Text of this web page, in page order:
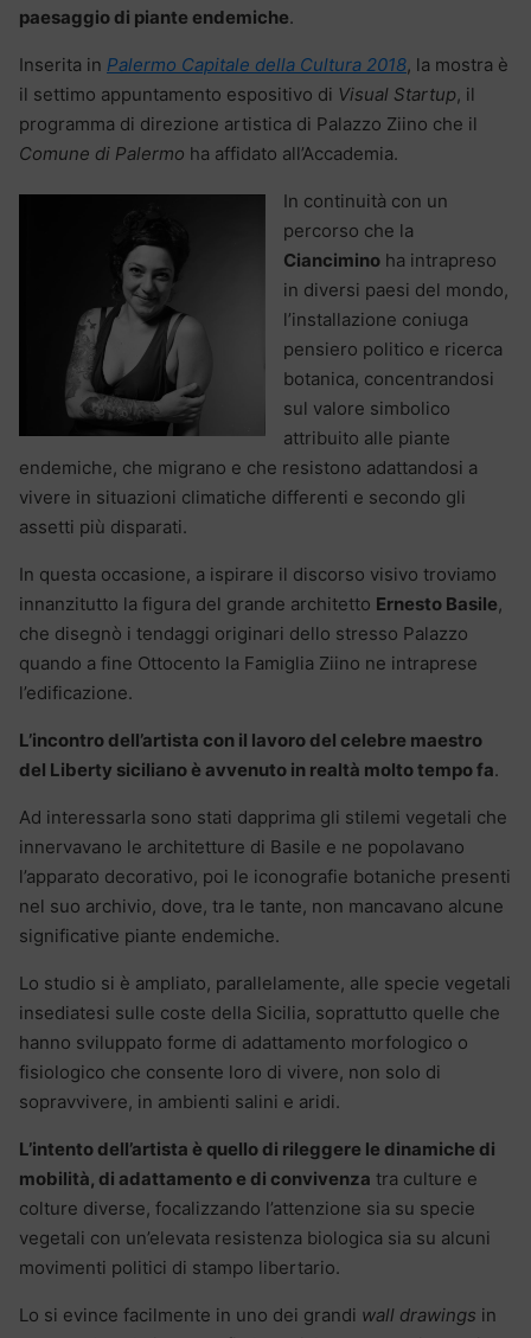
paesaggio di piante endemiche.
Inserita in Palermo Capitale della Cultura 2018, la mostra è
il settimo appuntamento espositivo di Visual Startup, il
programma di direzione artistica di Palazzo Ziino che il
Comune di Palermo ha affidato all’Accademia.
In continuità con un
percorso che la
Ciancimino ha intrapreso
in diversi paesi del mondo,
l’installazione coniuga
pensiero politico e ricerca
botanica, concentrandosi
sul valore simbolico
attribuito alle piante
endemiche, che migrano e che resistono adattandosi a
vivere in situazioni climatiche differenti e secondo gli
assetti più disparati.
In questa occasione, a ispirare il discorso visivo troviamo
innanzitutto la figura del grande architetto Ernesto Basile,
che disegnò i tendaggi originari dello stresso Palazzo
quando a fine Ottocento la Famiglia Ziino ne intraprese
l’edificazione.
L’incontro dell’artista con il lavoro del celebre maestro
del Liberty siciliano è avvenuto in realtà molto tempo fa.
Ad interessarla sono stati dapprima gli stilemi vegetali che
innervavano le architetture di Basile e ne popolavano
l’apparato decorativo, poi le iconografie botaniche presenti
nel suo archivio, dove, tra le tante, non mancavano alcune
significative piante endemiche.
Lo studio si è ampliato, parallelamente, alle specie vegetali
insediatesi sulle coste della Sicilia, soprattutto quelle che
hanno sviluppato forme di adattamento morfologico o
fisiologico che consente loro di vivere, non solo di
sopravvivere, in ambienti salini e aridi.
L’intento dell’artista è quello di rileggere le dinamiche di
mobilità, di adattamento e di convivenza tra culture e
colture diverse, focalizzando l’attenzione sia su specie
vegetali con un’elevata resistenza biologica sia su alcuni
movimenti politici di stampo libertario.
Lo si evince facilmente in uno dei grandi wall drawings in